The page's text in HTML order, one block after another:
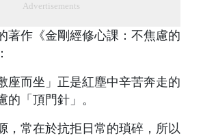
Advertisements
著作《金剛經修心課：不焦慮的
座而坐」正是紅塵中辛苦奔走的
的「頂門針」。
，常在於抗拒日常的瑣碎，所以